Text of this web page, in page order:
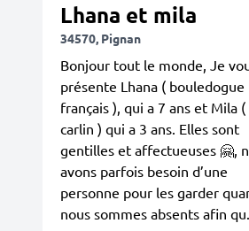
Lhana et mila
34570, Pignan
Bonjour tout le monde, Je
présente Lhana ( bouledogue
français ), qui a 7 ans et Mila (
carlin ) qui a 3 ans. Elles sont
gentilles et affectueuses 🤗,
avons parfois besoin d’une
personne pour les garder
nous sommes absents afin